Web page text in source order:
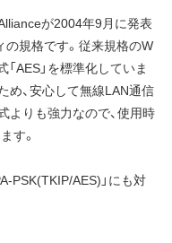
が2004年9月に発表
の規格です。従来規格のW
AES」を標準化していま
め、安心して無線LAN通信
よりも強力なので、使用時
す。
PSK(TKIP/AES)」にも対